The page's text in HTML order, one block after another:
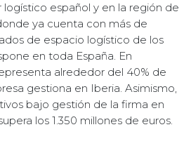
español y en la región de
ya cuenta con más de
de espacio logístico de los
en toda España. En
alrededor del 40% de
gestiona en Iberia. Asimismo,
bajo gestión de la firma en
los 1.350 millones de euros.